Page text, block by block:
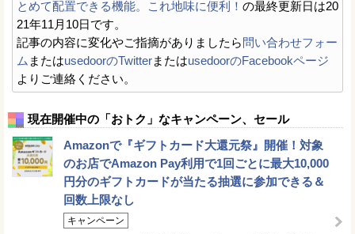
とめて配置できる機能。これ地味に便利！ の最終更新日は20
21年11月10日です。
記事の内容に変化やご指摘がありましたら問い合わせフォー
ム またはusedoorのTwitterまたはusedoorのFacebookページ
よりご連絡ください。
現在開催中の「おトク」なキャンペーン、セール
Amazonで『ギフトカード大還元祭』開催！対象
のお店でAmazon Pay利用で1回ごとに最大10,000
円分のギフトカードが当たる抽選に参加できる＆
回数上限なし
キャンペーン